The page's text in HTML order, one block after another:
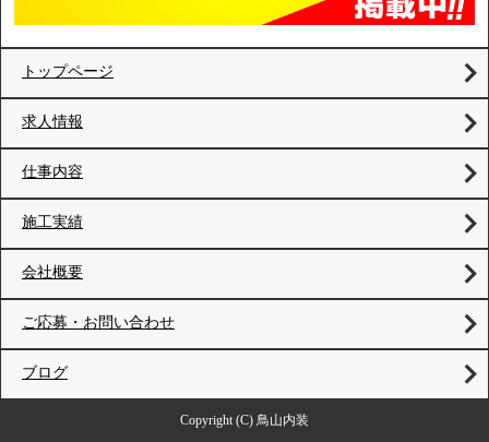
トップページ
求人情報
仕事内容
施工実績
会社概要
ご応募・お問い合わせ
ブログ
Copyright (C) 鳥山内装